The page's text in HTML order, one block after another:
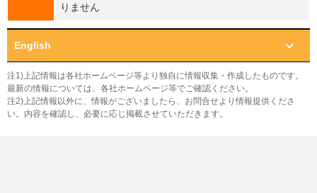
りません
English
注1)上記情報は各社ホームページ等より独自に情報収集・作成したものです。
最新の情報については、各社ホームページ等でご確認ください。
注2)上記情報以外に、情報がございましたら、お問合せより情報提供くださ
い。内容を確認し、必要に応じ掲載させていただきます。